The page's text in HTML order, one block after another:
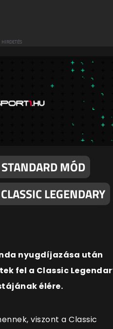
MÓD
LEGENDARY
nyugdíjazása után
fel a Classic
élére.
viszont a Classic